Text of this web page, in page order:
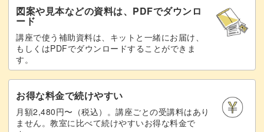
図案や見本などの資料は、PDFでダウンロ
ード
講座で使う補助資料は、キットと一緒にお届け、
もしくはPDFでダウンロードすることができま
す。
お得な料金で続けやすい
月額2,480円〜（税込）。講座ごとの受講料はあり
ません。教室に比べて続けやすいお得な料金で